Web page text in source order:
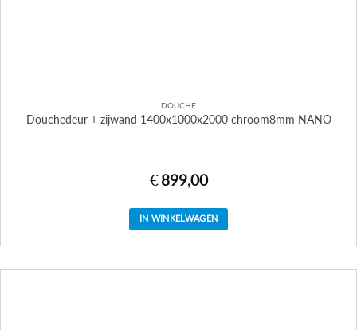
DOUCHE
Douchedeur + zijwand 1400x1000x2000 chroom8mm NANO
€ 899,00
IN WINKELWAGEN